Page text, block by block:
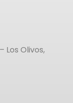
Los Olivos,